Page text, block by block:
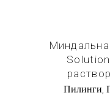
Пилинги,